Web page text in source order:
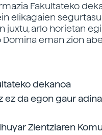
Fakultateko
elikagaien
juxtu, arlo horietan
eman zion
dekanoa
ez da egon gaur
Zientziaren